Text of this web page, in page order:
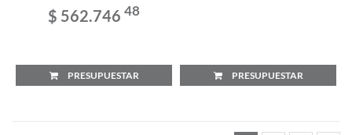
$ 562.746 48
PRESUPUESTAR PRESUPUESTAR